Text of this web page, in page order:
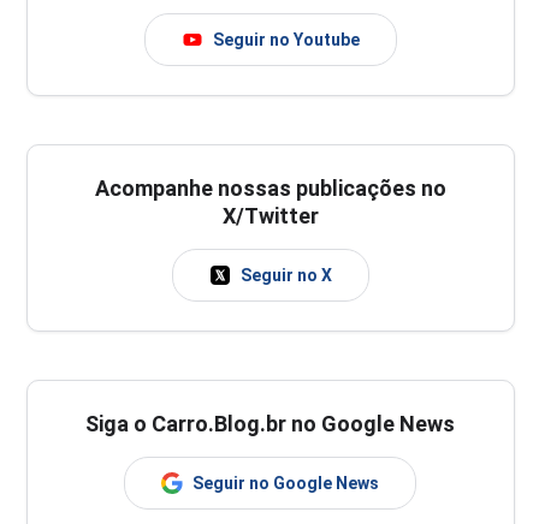
Seguir no Youtube
Acompanhe nossas publicações no
X/Twitter
Seguir no X
Siga o Carro.Blog.br no Google News
Seguir no Google News